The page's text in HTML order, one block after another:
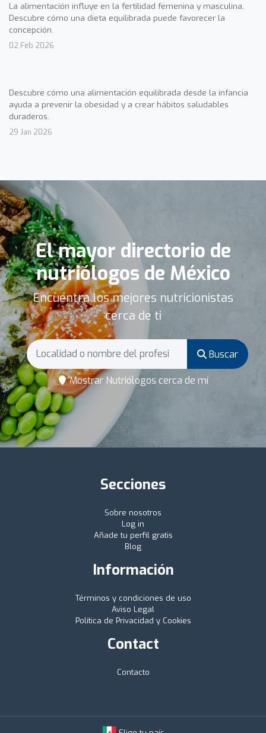
La alimentación influye en la fertilidad femenina y masculina.
Descubre cómo una dieta equilibrada puede favorecer la
concepción.
02 Feb 2026
Descubre cómo una alimentación equilibrada desde la infancia
ayuda a prevenir la obesidad y a crear hábitos saludables
duraderos.
29 Jan 2026
El mayor directorio de
nutriólogos de México
Encuentra los mejores nutricionistas
cerca de ti
Buscar
Mostrar Nutriólogos cerca de mí
Secciones
Sobre nosotros
Log in
Añade tu perfil gratis
Blog
Información
Términos y condiciones de uso
Aviso Legal
Política de Privacidad y Cookies
Contact
Contacto